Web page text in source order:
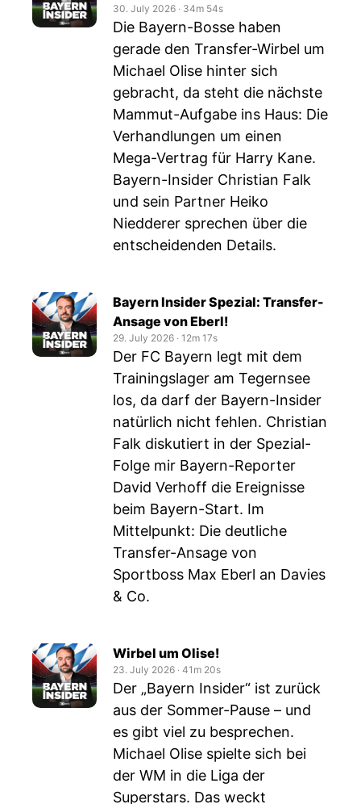
30. July 2026 ‧ 34m 54s
Die Bayern-Bosse haben
gerade den Transfer-Wirbel um
Michael Olise hinter sich
gebracht, da steht die nächste
Mammut-Aufgabe ins Haus: Die
Verhandlungen um einen
Mega-Vertrag für Harry Kane.
Bayern-Insider Christian Falk
und sein Partner Heiko
Niedderer sprechen über die
entscheidenden Details.
Bayern Insider Spezial: Transfer-
Ansage von Eberl!
29. July 2026 ‧ 12m 17s
Der FC Bayern legt mit dem
Trainingslager am Tegernsee
los, da darf der Bayern-Insider
natürlich nicht fehlen. Christian
Falk diskutiert in der Spezial-
Folge mir Bayern-Reporter
David Verhoff die Ereignisse
beim Bayern-Start. Im
Mittelpunkt: Die deutliche
Transfer-Ansage von
Sportboss Max Eberl an Davies
& Co.
Wirbel um Olise!
23. July 2026 ‧ 41m 20s
Der „Bayern Insider“ ist zurück
aus der Sommer-Pause – und
es gibt viel zu besprechen.
Michael Olise spielte sich bei
der WM in die Liga der
Superstars. Das weckt